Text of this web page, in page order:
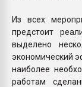
Из всех
предстоит
выделено
экономический
наиболее
работам